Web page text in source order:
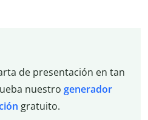
de presentación en tan
nuestro generador
gratuito.